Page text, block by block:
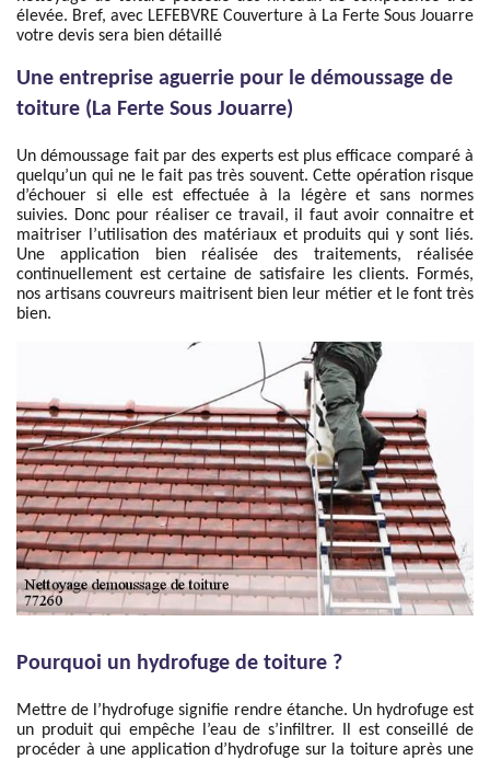
élevée. Bref, avec LEFEBVRE Couverture à La Ferte Sous Jouarre
votre devis sera bien détaillé
Une entreprise aguerrie pour le démoussage de
toiture (La Ferte Sous Jouarre)
Un démoussage fait par des experts est plus efficace comparé à
quelqu’un qui ne le fait pas très souvent. Cette opération risque
d’échouer si elle est effectuée à la légère et sans normes
suivies. Donc pour réaliser ce travail, il faut avoir connaitre et
maitriser l’utilisation des matériaux et produits qui y sont liés.
Une application bien réalisée des traitements, réalisée
continuellement est certaine de satisfaire les clients. Formés,
nos artisans couvreurs maitrisent bien leur métier et le font très
bien.
Pourquoi un hydrofuge de toiture ?
Mettre de l’hydrofuge signifie rendre étanche. Un hydrofuge est
un produit qui empêche l’eau de s’infiltrer. Il est conseillé de
procéder à une application d’hydrofuge sur la toiture après une